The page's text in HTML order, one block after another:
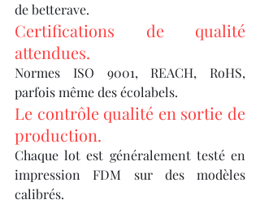
de betterave.
Certifications de qualité
attendues.
Normes ISO 9001, REACH, RoHS,
parfois même des écolabels.
Le contrôle qualité en sortie de
production.
Chaque lot est généralement testé en
impression FDM sur des modèles
calibrés.